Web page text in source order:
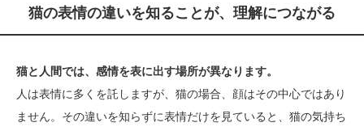
猫の表情の違いを知ることが、理解につながる
猫と人間では、感情を表に出す場所が異なります。
人は表情に多くを託しますが、猫の場合、顔はその中心ではあり
ません。その違いを知らずに表情だけを見ていると、猫の気持ち